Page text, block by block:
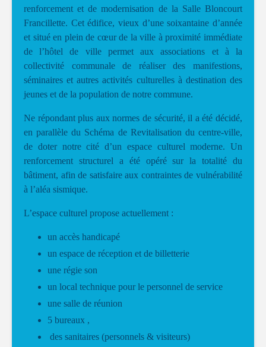
renforcement et de modernisation de la Salle Bloncourt
Francillette. Cet édifice, vieux d’une soixantaine d’année
et situé en plein de cœur de la ville à proximité immédiate
de l’hôtel de ville permet aux associations et à la
collectivité communale de réaliser des manifestions,
séminaires et autres activités culturelles à destination des
jeunes et de la population de notre commune.
Ne répondant plus aux normes de sécurité, il a été décidé,
en parallèle du Schéma de Revitalisation du centre-ville,
de doter notre cité d’un espace culturel moderne. Un
renforcement structurel a été opéré sur la totalité du
bâtiment, afin de satisfaire aux contraintes de vulnérabilité
à l’aléa sismique.
L’espace culturel propose actuellement :
un accès handicapé
un espace de réception et de billetterie
une régie son
un local technique pour le personnel de service
une salle de réunion
5 bureaux ,
des sanitaires (personnels & visiteurs)